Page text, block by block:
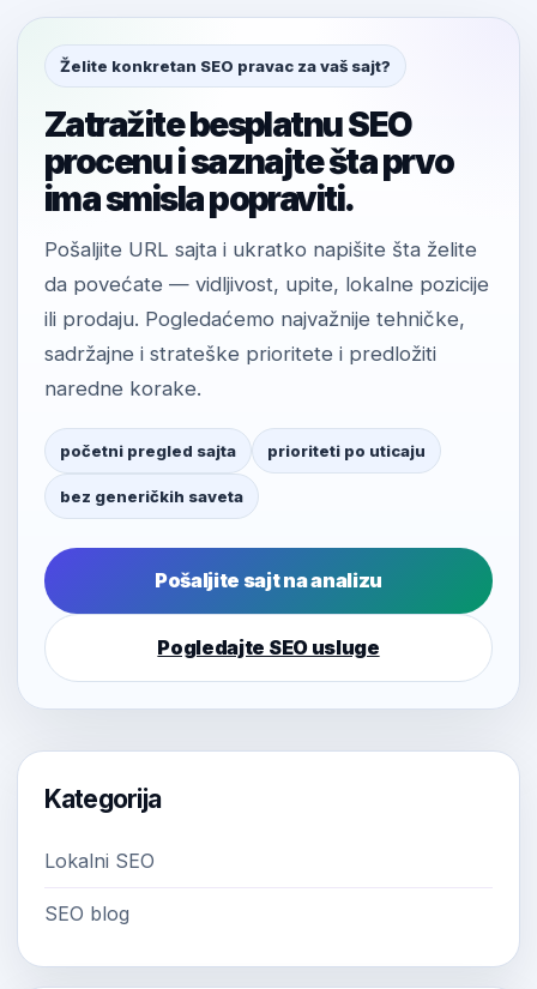
Želite konkretan SEO pravac za vaš sajt?
Zatražite besplatnu SEO
procenu i saznajte šta prvo
ima smisla popraviti.
Pošaljite URL sajta i ukratko napišite šta želite
da povećate — vidljivost, upite, lokalne pozicije
ili prodaju. Pogledaćemo najvažnije tehničke,
sadržajne i strateške prioritete i predložiti
naredne korake.
početni pregled sajta prioriteti po uticaju
bez generičkih saveta
Pošaljite sajt na analizu
Pogledajte SEO usluge
Kategorija
Lokalni SEO
SEO blog